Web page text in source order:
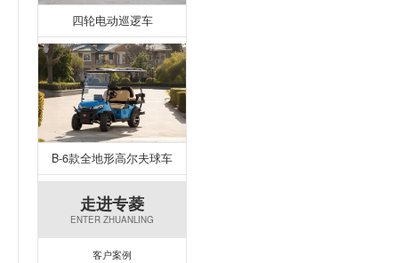
四轮电动巡逻车
B-6款全地形高尔夫球车
走进专菱
ENTER ZHUANLING
客户案例